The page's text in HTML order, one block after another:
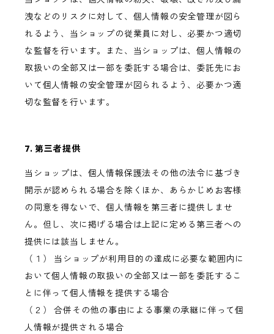
洩などのリスクに対して、個人情報の安全管理が図ら
れるよう、当ショップの従業員に対し、必要かつ適切
な監督を行います。また、当ショップは、個人情報の
取扱いの全部又は一部を委託する場合は、委託先にお
いて個人情報の安全管理が図られるよう、必要かつ適
切な監督を行います。
7. 第三者提供
当ショップは、個人情報保護法その他の法令に基づき
開示が認められる場合を除くほか、あらかじめお客様
の同意を得ないで、個人情報を第三者に提供しませ
ん。但し、次に掲げる場合は上記に定める第三者への
提供には該当しません。
（１） 当ショップが利用目的の達成に必要な範囲内に
おいて個人情報の取扱いの全部又は一部を委託するこ
とに伴って個人情報を提供する場合
（２） 合併その他の事由による事業の承継に伴って個
人情報が提供される場合